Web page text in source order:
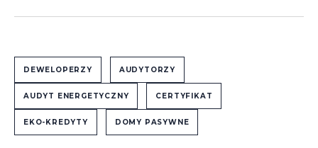
DEWELOPERZY AUDYTORZY
AUDYT ENERGETYCZNY CERTYFIKAT
EKO-KREDYTY DOMY PASYWNE